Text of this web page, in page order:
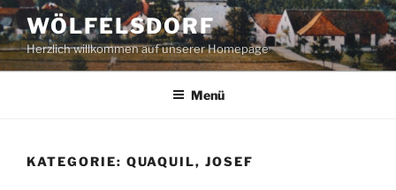
Zum
Inhalt
springen
WÖLFELSDORF
Herzlich willkommen auf unserer Homepage
Menü
KATEGORIE: QUAQUIL, JOSEF